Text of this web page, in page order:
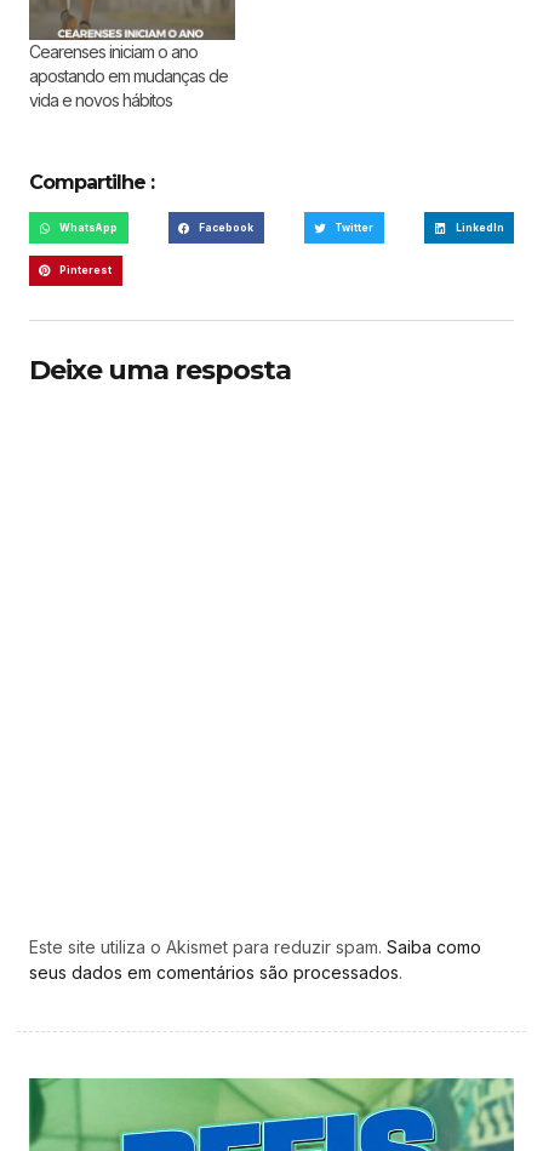
Cearenses iniciam o ano
apostando em mudanças de
vida e novos hábitos
Compartilhe :
WhatsApp Facebook Twitter LinkedIn
Pinterest
Deixe uma resposta
Este site utiliza o Akismet para reduzir spam. Saiba como
seus dados em comentários são processados.